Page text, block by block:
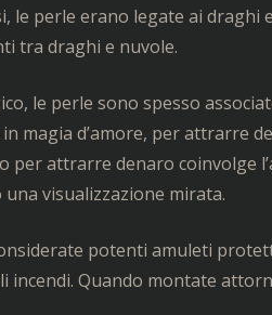
le perle erano legate ai draghi
tra draghi e nuvole.
le perle sono spesso
magia d’amore, per attrarre
per attrarre denaro coinvolge
una visualizzazione mirata.
potenti amuleti
incendi. Quando montate